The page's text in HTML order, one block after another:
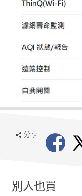
分享
別人也買